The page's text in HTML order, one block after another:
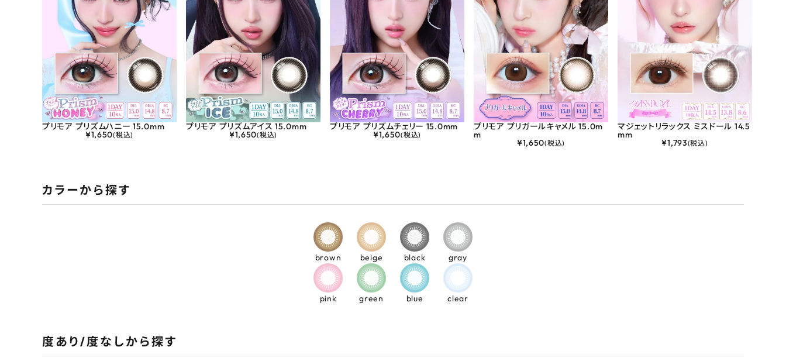
プリモア プリズムハニー 15.0mm
¥1,650(税込)
プリモア プリズムアイス 15.0mm
¥1,650(税込)
プリモア プリズムチェリー 15.0mm
¥1,650(税込)
プリモア プリガールキャメル 15.0m
m
¥1,650(税込)
マジェットリラックス ミスドール 14.5
mm
¥1,793(税込)
カラーから探す
brown beige black gray
pink green blue clear
度あり/度なしから探す